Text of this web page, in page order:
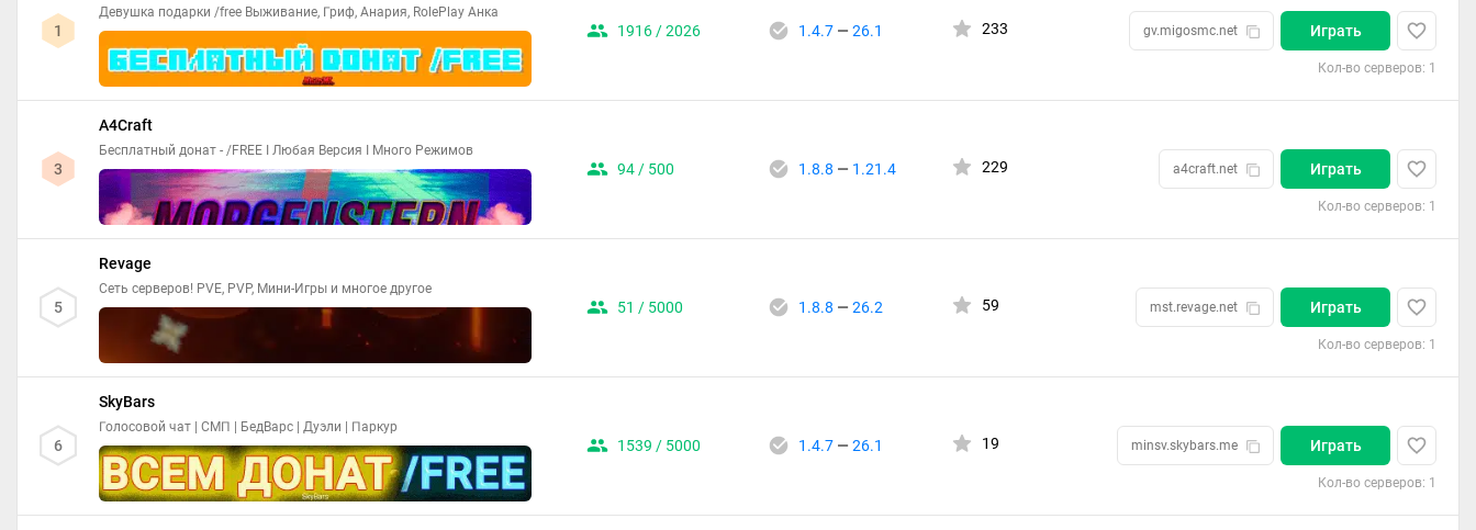
1
Девушка подарки /free Выживание, Гриф, Анария, RolePlay Анка
1916 / 2026 1.4.7 — 26.1 233 gv.migosmc.net Играть
Кол-во серверов: 1
3
A4Craft
Бесплатный донат - /FREE I Любая Версия I Много Режимов
94 / 500 1.8.8 — 1.21.4 229 a4craft.net Играть
Кол-во серверов: 1
5
Revage
Сеть серверов! PVE, PVP, Мини-Игры и многое другое
51 / 5000 1.8.8 — 26.2 59 mst.revage.net Играть
Кол-во серверов: 1
6
SkyBars
Голосовой чат | СМП | БедВарс | Дуэли | Паркур
1539 / 5000 1.4.7 — 26.1 19 minsv.skybars.me Играть
Кол-во серверов: 1